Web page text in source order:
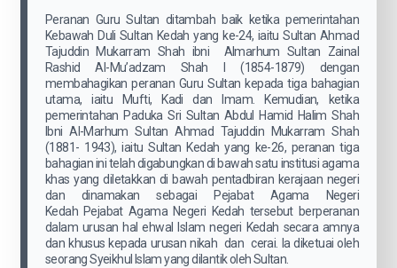
Peranan Guru Sultan ditambah baik ketika pemerintahan
Kebawah Duli Sultan Kedah yang ke-24, iaitu Sultan Ahmad
Tajuddin Mukarram Shah ibni Almarhum Sultan Zainal
Rashid Al-Mu’adzam Shah I (1854-1879) dengan
membahagikan peranan Guru Sultan kepada tiga bahagian
utama, iaitu Mufti, Kadi dan Imam. Kemudian, ketika
pemerintahan Paduka Sri Sultan Abdul Hamid Halim Shah
Ibni Al-Marhum Sultan Ahmad Tajuddin Mukarram Shah
(1881- 1943), iaitu Sultan Kedah yang ke-26, peranan tiga
bahagian ini telah digabungkan di bawah satu institusi agama
khas yang diletakkan di bawah pentadbiran kerajaan negeri
dan dinamakan sebagai Pejabat Agama Negeri
Kedah Pejabat Agama Negeri Kedah tersebut berperanan
dalam urusan hal ehwal Islam negeri Kedah secara amnya
dan khusus kepada urusan nikah dan cerai. Ia diketuai oleh
seorang Syeikhul Islam yang dilantik oleh Sultan.